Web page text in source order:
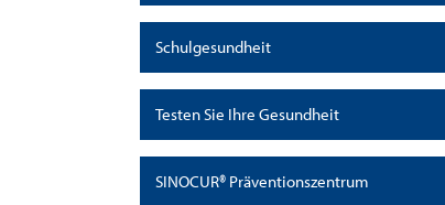
Schulgesundheit
Testen Sie Ihre Gesundheit
SINOCUR® Präventionszentrum